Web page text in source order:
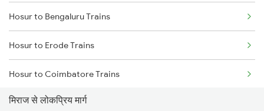
Miraj to Karad Trains
Miraj to Kudchi Trains
Miraj to Dharwad Trains
Miraj to Raibag Trains
Hosur to Bengaluru Trains
Hosur to Erode Trains
Hosur to Coimbatore Trains
Hosur to Karur Trains
मिराज से लोकप्रिय मार्ग